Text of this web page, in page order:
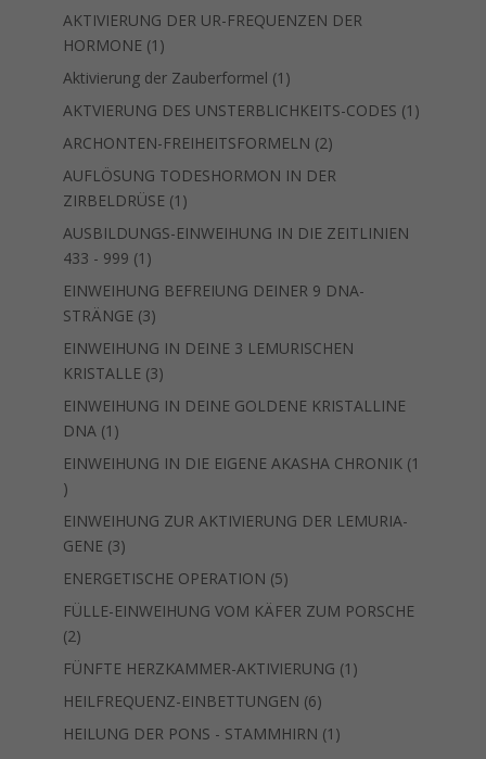
Produkt
AKTIVIERUNG DER UR-FREQUENZEN DER
HORMONE 1 1
Produkt
Aktivierung der Zauberformel 1 1
Produkt
AKTVIERUNG DES UNSTERBLICHKEITS-CODES 1 1
ARCHONTEN-FREIHEITSFORMELN 22
Produkte
AUFLÖSUNG TODESHORMON IN DER
ZIRBELDRÜSE 1 1
Produkt
AUSBILDUNGS-EINWEIHUNG IN DIE ZEITLINIEN
433 - 999 1 1
Produkt
EINWEIHUNG BEFREIUNG DEINER 9 DNA-
STRÄNGE 33
Produkte
EINWEIHUNG IN DEINE 3 LEMURISCHEN
KRISTALLE 33
Produkte
EINWEIHUNG IN DEINE GOLDENE KRISTALLINE
DNA 1 1
Produkt
EINWEIHUNG IN DIE EIGENE AKASHA CHRONIK 1
1
Produkt
EINWEIHUNG ZUR AKTIVIERUNG DER LEMURIA-
GENE 33
Produkte
ENERGETISCHE OPERATION 55
Produkte
FÜLLE-EINWEIHUNG VOM KÄFER ZUM PORSCHE
22
Produkte
FÜNFTE HERZKAMMER-AKTIVIERUNG 1 1
HEILFREQUENZ-EINBETTUNGEN 66
Produkte
HEILUNG DER PONS - STAMMHIRN 1 1